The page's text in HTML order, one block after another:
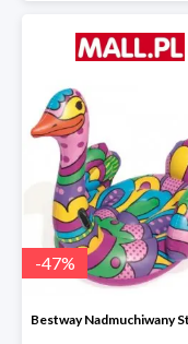
-47%